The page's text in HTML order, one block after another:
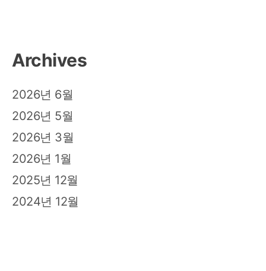
Archives
2026년 6월
2026년 5월
2026년 3월
2026년 1월
2025년 12월
2024년 12월